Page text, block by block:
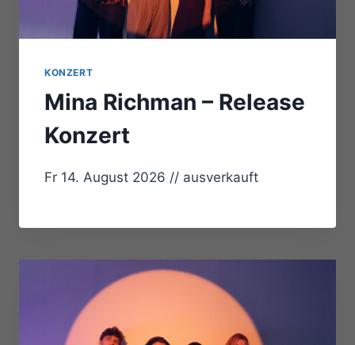
KONZERT
Mina Richman – Release
Konzert
Fr 14. August 2026 // ausverkauft